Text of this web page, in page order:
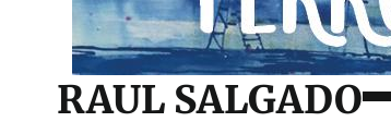
RAUL SALGADO